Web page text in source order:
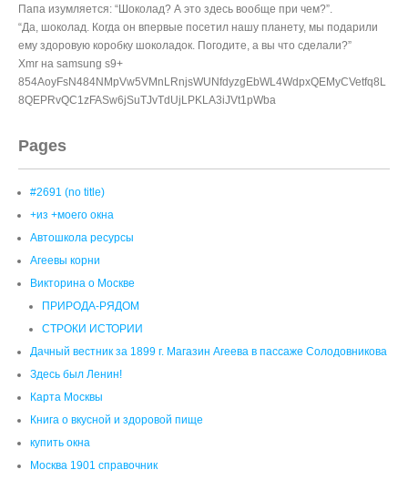
Pages
#2691 (no title)
+из +моего окна
Автошкола ресурсы
Викторина о Москве
СТРОКИ ИСТОРИИ
Здесь был Ленин!
Карта Москвы
Книга о вкусной и здоровой пище
купить окна
Москва в вопросах и ответах
1. Где самое высокое место Москвы?
10. Какой из бульваров Бульварного кольца столицы самый
короткий? И какой самый широкий?
11. Какое славянское племя жило на территории Москвы до
возникновения города?